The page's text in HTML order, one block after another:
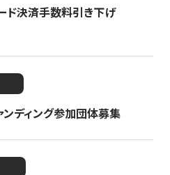
ド決済手数料引き下げ
ディング参加団体募集